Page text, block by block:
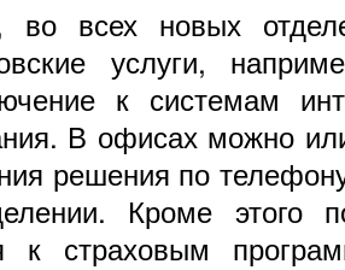
во всех новых
услуги,
к системам
В офисах можно
решения по
Кроме этого
к страховым